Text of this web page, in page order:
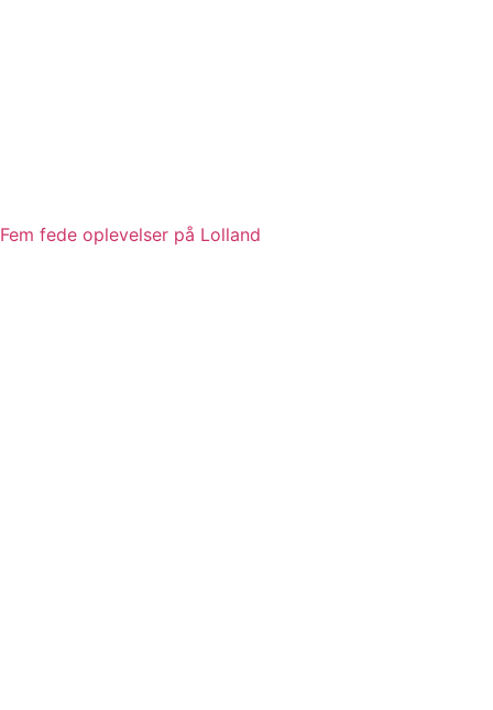
Fem fede oplevelser på Lolland